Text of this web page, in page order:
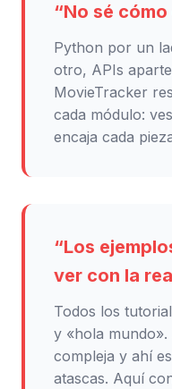
“No sé
Python por un
otro, APIs
MovieTracker
cada módulo:
encaja cada
“Los
ver con la
Todos los
y «hola mundo».
compleja y ahí
atascas. Aquí